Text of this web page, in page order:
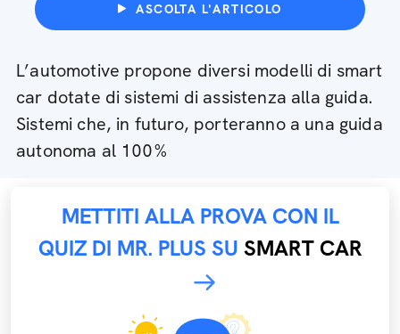
ASCOLTA L'ARTICOLO
L’automotive propone diversi modelli di smart
car dotate di sistemi di assistenza alla guida.
Sistemi che, in futuro, porteranno a una guida
autonoma al 100%
METTITI ALLA PROVA CON IL
QUIZ DI MR. PLUS SU SMART CAR